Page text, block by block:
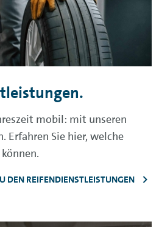
mobil: mit unseren
Erfahren Sie hier, welche
DEN REIFENDIENSTLEISTUNGEN